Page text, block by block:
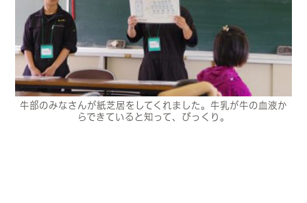
牛部のみなさんが紙芝居をしてくれました。牛乳が牛の血液か
らできていると知って、びっくり。